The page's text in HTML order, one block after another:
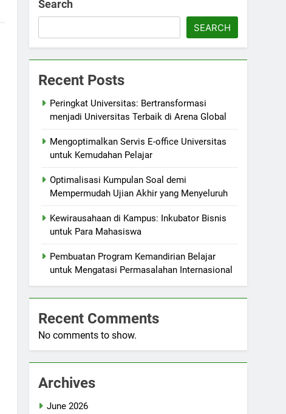
Search
SEARCH
Recent Posts
Peringkat Universitas: Bertransformasi
menjadi Universitas Terbaik di Arena Global
Mengoptimalkan Servis E-office Universitas
untuk Kemudahan Pelajar
Optimalisasi Kumpulan Soal demi
Mempermudah Ujian Akhir yang Menyeluruh
Kewirausahaan di Kampus: Inkubator Bisnis
untuk Para Mahasiswa
Pembuatan Program Kemandirian Belajar
untuk Mengatasi Permasalahan Internasional
Recent Comments
No comments to show.
Archives
June 2026